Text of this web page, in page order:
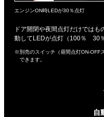
エンジンON時LEDが30％点灯
ドア開閉や夜間点灯だけでは
動してLEDが点灯（100％ 30
※別売のスイッチ（昼間点灯ON-OFF
できます。
自